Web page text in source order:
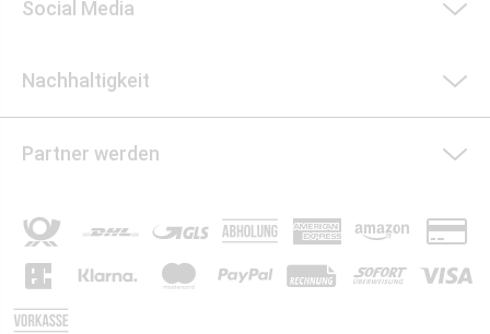
Social Media
Nachhaltigkeit
Partner werden